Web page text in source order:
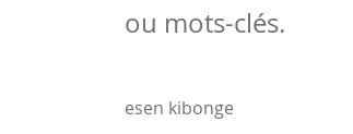
ou mots-clés.
esen kibonge